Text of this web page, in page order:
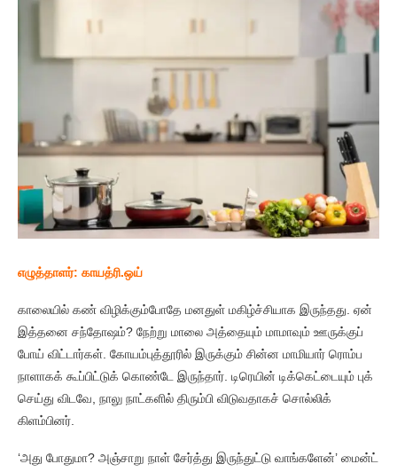
எழுத்தாளர்: காயத்ரி.ஒய்
காலையில் கண் விழிக்கும்போதே மனதுள் மகிழ்ச்சியாக இருந்தது. ஏன்
இத்தனை சந்தோஷம்? நேற்று மாலை அத்தையும் மாமாவும் ஊருக்குப்
போய் விட்டார்கள். கோயம்புத்தூரில் இருக்கும் சின்ன மாமியார் ரொம்ப
நாளாகக் கூப்பிட்டுக் கொண்டே இருந்தார். டிரெயின் டிக்கெட்டையும் புக்
செய்து விடவே, நாலு நாட்களில் திரும்பி விடுவதாகச் சொல்லிக்
கிளம்பினர்.
‘அது போதுமா? அஞ்சாறு நாள் சேர்த்து இருந்துட்டு வாங்களேன்’ மைன்ட்